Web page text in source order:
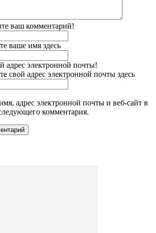
ваш комментарий!
ваше имя здесь
адрес электронной почты!
свой адрес электронной почты здесь
адрес электронной почты и веб-сайт в
комментария.